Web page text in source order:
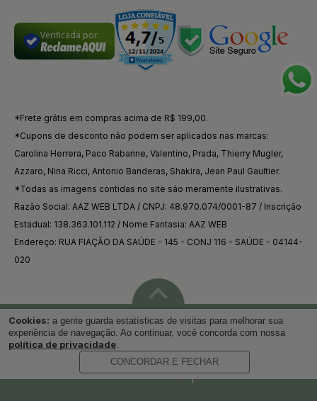
Verificada por
*Frete grátis em compras acima de R$ 199,00.
*Cupons de desconto não podem ser aplicados nas marcas:
Carolina Herrera, Paco Rabanne, Valentino, Prada, Thierry Mugler,
Azzaro, Nina Ricci, Antonio Banderas, Shakira, Jean Paul Gaultier.
*Todas as imagens contidas no site são meramente ilustrativas.
Razão Social: AAZ WEB LTDA / CNPJ: 48.970.074/0001-87 / Inscrição
Estadual: 138.363.101.112 / Nome Fantasia: AAZ WEB
Endereço: RUA FIAÇÃO DA SAÚDE - 145 - CONJ 116 - SAÚDE - 04144-
020
Voltar ao topo
Desenvolvido por
Cookies: a gente guarda estatísticas de visitas para melhorar sua
experiência de navegação. Ao continuar, você concorda com nossa
política de privacidade.
CONCORDAR E FECHAR